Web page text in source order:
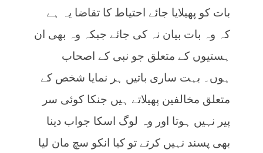
بات کو پھیلایا جائے احتیاط کا تقاضا یہ ہے
کہ وہ بات بیان نہ کی جائے جبکہ وہ بھی ان
ہستیوں کے متعلق جو نبی کے اصحاب
ہوں۔ بہت ساری باتیں ہر نمایا شخص کے
متعلق مخالفین پھیلاتے ہیں جنکا کوئی سر
پیر نہیں ہوتا اور وہ لوگ اسکا جواب دینا
بھی پسند نہیں کرتے تو کیا انکو سچ مان لیا